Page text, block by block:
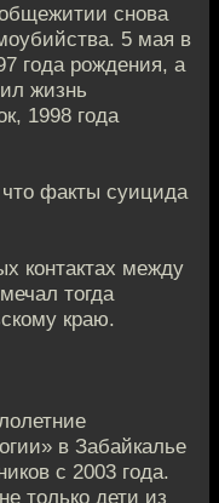
снова
5 мая в
года рождения, а
жизнь
1998 года
факты суицида
контактах между
тогда
краю.
в Забайкалье
с 2003 года.
только дети из